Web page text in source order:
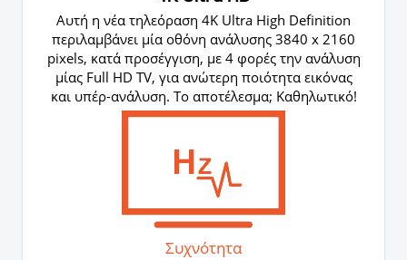
Αυτή η νέα τηλεόραση 4K Ultra High Definition
περιλαμβάνει μία οθόνη ανάλυσης 3840 x 2160
pixels, κατά προσέγγιση, με 4 φορές την ανάλυση
μίας Full HD TV, για ανώτερη ποιότητα εικόνας
και υπέρ-ανάλυση. Το αποτέλεσμα; Καθηλωτικό!
Συχνότητα